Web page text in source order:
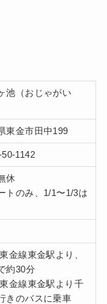
池（おじゃがい
東金市田中199
1142
休
トのみ、1/1〜1/3は
金線東金駅より、
約30分
東金線東金駅より千
きのバスに乗車